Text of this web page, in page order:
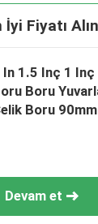
İyi Fiyatı Alın
In 1.5 Inç 1 Inç
Boru
Boru 90mm
Devam et